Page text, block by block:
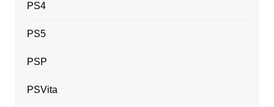
PS4
PS5
PSP
PSVita